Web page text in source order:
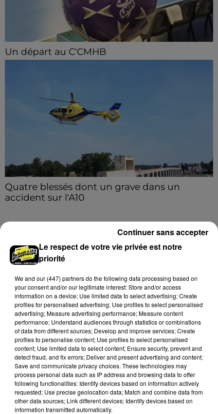
Un départ au C'CMHB
Le club chartrain a officialisé, vendredi 7 août, le
Quatre blessés dont un grave dans un
accident sur l'A10
hauteur de Sainville en direction d'Orléans.
A LA UNE Voir plus
Quatre blessés dont un grave dans un
accident sur l'A10
Le respect de votre vie privée est notre
priorité
We and our (447) partnersdo the following data processing based on
your consent and/or our legitimate interest: Store and/or access
information on a device; Use limited data to select advertising; Create
profiles for personalised advertising; Use profiles to select personalised
advertising; Measure advertising performance; Measure content
performance; Understand audiences through statistics or combinations
of data from different sources; Develop and improve services; Create
profiles to personalise content; Use profiles to select personalised
content; Use limited data to select content; Ensure security, prevent and
detect fraud, and fix errors; Deliver and present advertising and content;
Save and communicate privacy choices. These technologies may
process personal data such as IP address and browsing data to offer
following functionalities: Identify devices based on information actively
requested; Use precise geolocation data; Match and combine data from
other data sources; Link different devices; Identify devices based on
information transmitted automatically.
Continuer sans accepter